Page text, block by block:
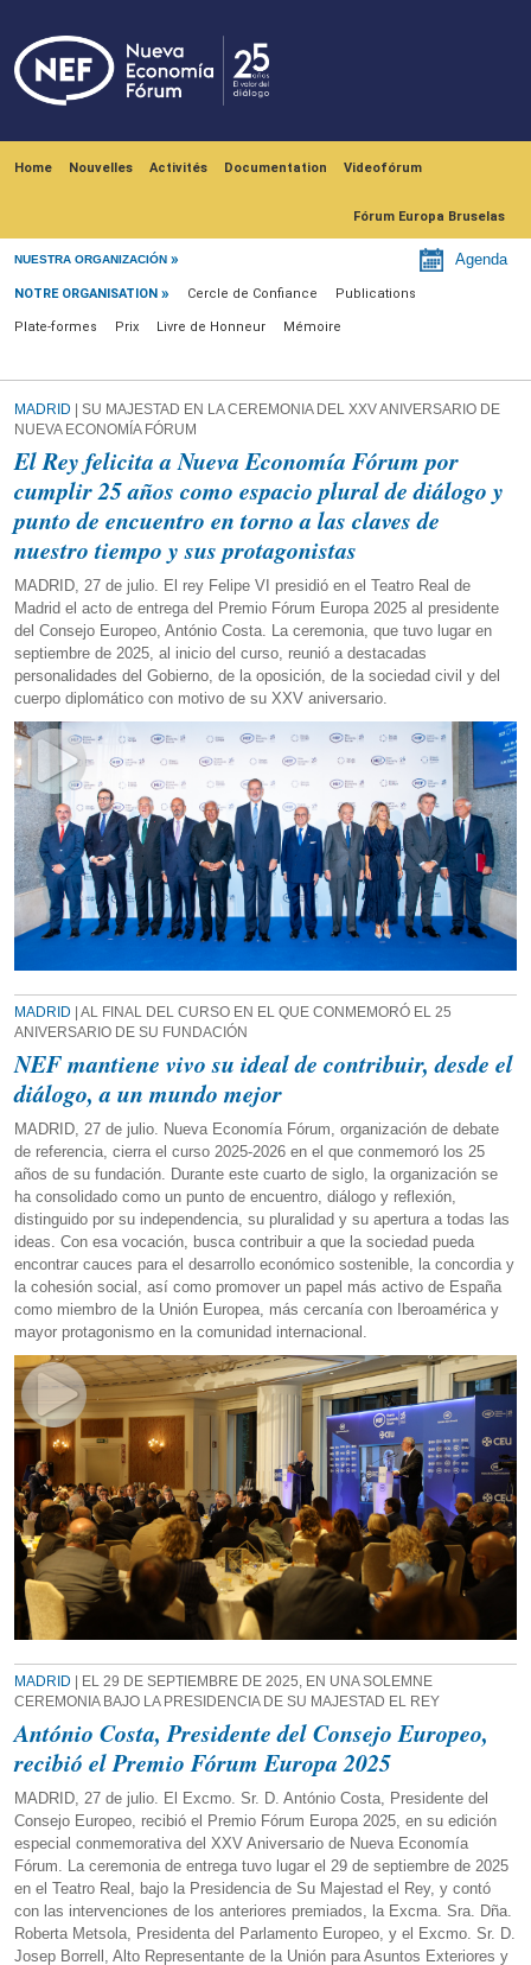
Home Nouvelles Activités Documentation Videofórum
Fórum Europa Bruselas
NUESTRA ORGANIZACIÓN Agenda
Notre Organisation
NOTRE ORGANISATION Cercle de Confiance Publications
Plate-formes Prix Livre de Honneur Mémoire
MADRID | SU MAJESTAD EN LA CEREMONIA DEL XXV ANIVERSARIO DE
NUEVA ECONOMÍA FÓRUM
El Rey felicita a Nueva Economía Fórum por
cumplir 25 años como espacio plural de diálogo y
punto de encuentro en torno a las claves de
nuestro tiempo y sus protagonistas
MADRID, 27 de julio. El rey Felipe VI presidió en el Teatro Real de
Madrid el acto de entrega del Premio Fórum Europa 2025 al presidente
del Consejo Europeo, António Costa. La ceremonia, que tuvo lugar en
septiembre de 2025, al inicio del curso, reunió a destacadas
personalidades del Gobierno, de la oposición, de la sociedad civil y del
cuerpo diplomático con motivo de su XXV aniversario.
MADRID | AL FINAL DEL CURSO EN EL QUE CONMEMORÓ EL 25
ANIVERSARIO DE SU FUNDACIÓN
NEF mantiene vivo su ideal de contribuir, desde el
diálogo, a un mundo mejor
MADRID, 27 de julio. Nueva Economía Fórum, organización de debate
de referencia, cierra el curso 2025-2026 en el que conmemoró los 25
años de su fundación. Durante este cuarto de siglo, la organización se
ha consolidado como un punto de encuentro, diálogo y reflexión,
distinguido por su independencia, su pluralidad y su apertura a todas las
ideas. Con esa vocación, busca contribuir a que la sociedad pueda
encontrar cauces para el desarrollo económico sostenible, la concordia y
la cohesión social, así como promover un papel más activo de España
como miembro de la Unión Europea, más cercanía con Iberoamérica y
mayor protagonismo en la comunidad internacional.
MADRID | EL 29 DE SEPTIEMBRE DE 2025, EN UNA SOLEMNE
CEREMONIA BAJO LA PRESIDENCIA DE SU MAJESTAD EL REY
António Costa, Presidente del Consejo Europeo,
recibió el Premio Fórum Europa 2025
MADRID, 27 de julio. El Excmo. Sr. D. António Costa, Presidente del
Consejo Europeo, recibió el Premio Fórum Europa 2025, en su edición
especial conmemorativa del XXV Aniversario de Nueva Economía
Fórum. La ceremonia de entrega tuvo lugar el 29 de septiembre de 2025
en el Teatro Real, bajo la Presidencia de Su Majestad el Rey, y contó
con las intervenciones de los anteriores premiados, la Excma. Sra. Dña.
Roberta Metsola, Presidenta del Parlamento Europeo, y el Excmo. Sr. D.
Josep Borrell, Alto Representante de la Unión para Asuntos Exteriores y